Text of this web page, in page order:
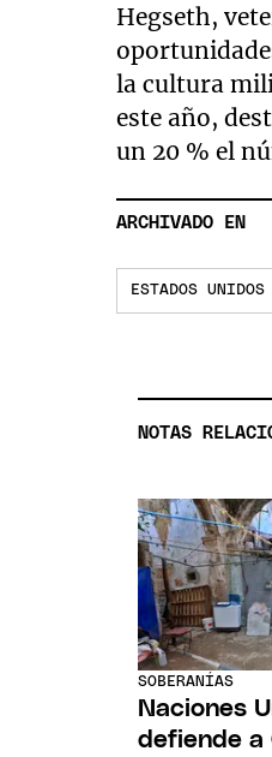
Hegseth,
la cultura
este año,
un 20 % el
ARCHIVADO EN
ESTADOS UNIDOS
NOTAS
SOBERANÍAS
Naciones
defiende a